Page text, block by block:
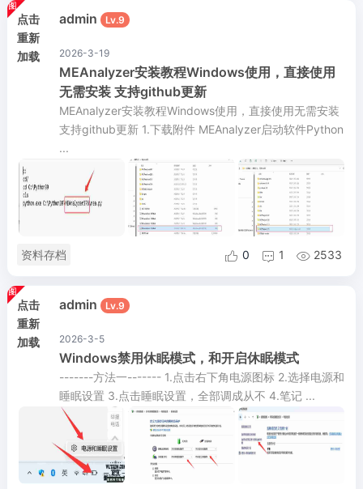
点击
重新
加载
admin Lv.9
2026-3-19
MEAnalyzer安装教程Windows使用，直接使用
无需安装 支持github更新
MEAnalyzer安装教程Windows使用，直接使用无需安装
支持github更新 1.下载附件 MEAnalyzer启动软件Python
...
资料存档  0  1  2533
点击
重新
加载
admin Lv.9
2026-3-5
Windows禁用休眠模式，和开启休眠模式
-------方法一------- 1.点击右下角电源图标 2.选择电源和
睡眠设置 3.点击睡眠设置，全部调成从不 4.笔记 ...